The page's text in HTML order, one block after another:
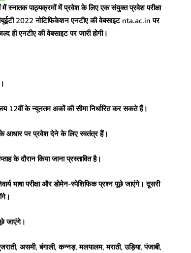
स्नातक पाठ्यक्रमों में प्रवेश के लिए एक संयुक्त प्रवेश परीक्षा
2022 नोटिफिकेशन एनटीए की वेबसाइट nta.ac.in पर
ही एनटीए की वेबसाइट पर जारी होगी।
12वीं के न्यूनतम अकों की सीमा निर्धारित कर सकते हैं।
के आधार पर प्रवेश देने के लिए स्वतंत्र हैं।
के दौरान किया जाना प्रस्तावित है।
भाषा परीक्षा और डोमेन-स्पेशिफिक प्रश्न पूछे जाएंगे। दूसरी
जाएंगे।
असमी, बंगाली, कन्नड़, मलयालम, मराठी, उड़िया, पंजाबी,